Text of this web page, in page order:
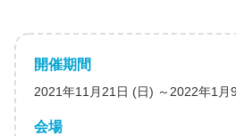
開催期間
2021年11月21日 (日) ～2022年1月
会場